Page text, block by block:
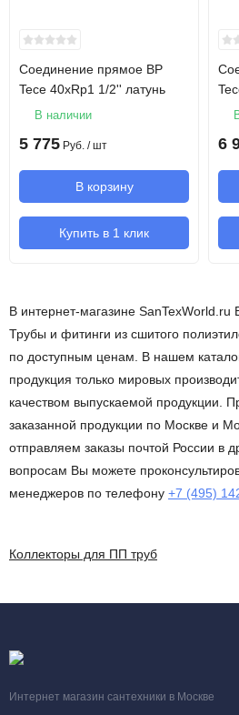
Соединение прямое ВР
Tece 40хRp1 1/2'' латунь
В наличии
5 775 Руб. / шт
В корзину
Купить в 1 клик
6
В интернет-магазине
Трубы и фитинги из сшитого
по доступным ценам. В нашем
продукция только мировых
качеством выпускаемой продукции.
заказанной продукции по Москве и
отправляем заказы почтой России в
вопросам Вы можете
менеджеров по телефону +7 (495)
Коллекторы для ПП труб
Интернет магазин сантехники в Москве